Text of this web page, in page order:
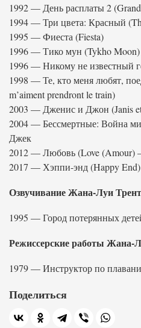
1992 — День расплаты 2
1994 — Три цвета: Красный
1995 — Фиеста (Fiesta)
1996 — Тико мун (Tykho Moon)
1996 — Никому не известный
1998 — Те, кто меня любят,
m’aiment prendront le train)
2003 — Дженис и Джон (Janis
2004 — Бессмертные: Война
Джек
2012 — Любовь (Love
2017 — Хэппи-энд (Happy
Озвучивание Жана-Луи
1995 — Город потерянных
Режиссерские работы Жана-
1979 — Инструктор по
Поделиться